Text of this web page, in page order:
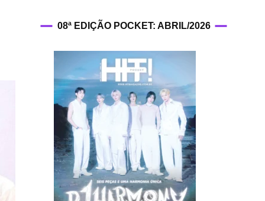
HIT!Hop
HIT!Leituras
HIT!Diary
HIT!Lyrics
HIT!Politics
08ª EDIÇÃO POCKET: ABRIL/2026